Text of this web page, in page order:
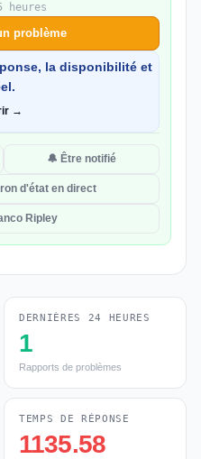
problème
la disponibilité et
→
🔔 Être notifié
d'état en direct
Ripley
DERNIÈRES 24 HEURES
1
Rapports de problèmes
TEMPS DE RÉPONSE
1135.58